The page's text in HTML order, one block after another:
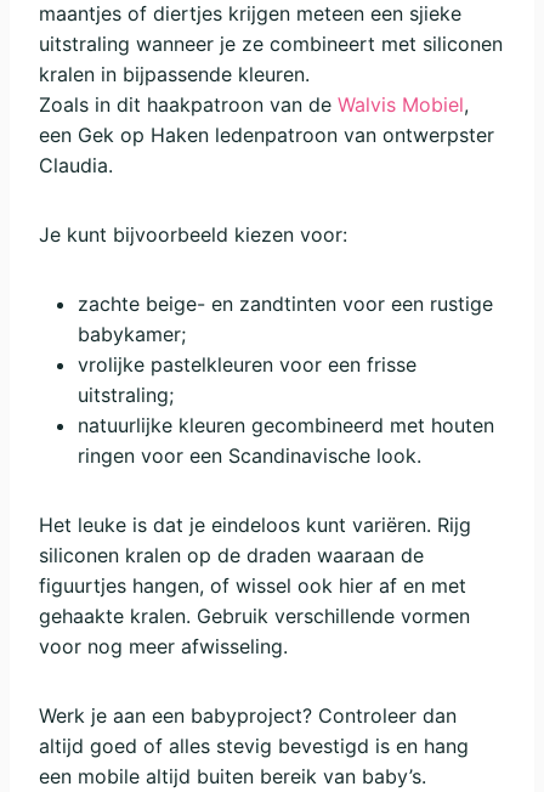
maantjes of diertjes krijgen meteen een sjieke
uitstraling wanneer je ze combineert met siliconen
kralen in bijpassende kleuren.
Zoals in dit haakpatroon van de Walvis Mobiel,
een Gek op Haken ledenpatroon van ontwerpster
Claudia.
Je kunt bijvoorbeeld kiezen voor:
zachte beige- en zandtinten voor een rustige
babykamer;
vrolijke pastelkleuren voor een frisse
uitstraling;
natuurlijke kleuren gecombineerd met houten
ringen voor een Scandinavische look.
Het leuke is dat je eindeloos kunt variëren. Rijg
siliconen kralen op de draden waaraan de
figuurtjes hangen, of wissel ook hier af en met
gehaakte kralen. Gebruik verschillende vormen
voor nog meer afwisseling.
Werk je aan een babyproject? Controleer dan
altijd goed of alles stevig bevestigd is en hang
een mobile altijd buiten bereik van baby’s.